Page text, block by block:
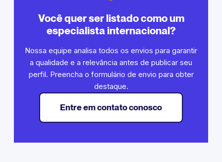
Você quer ser listado como um
especialista internacional?
Nossa equipe analisa todos os envios para garantir
a qualidade e a relevância antes de publicar seu
perfil. Preencha o formulário de envio para obter
destaque.
Entre em contato conosco